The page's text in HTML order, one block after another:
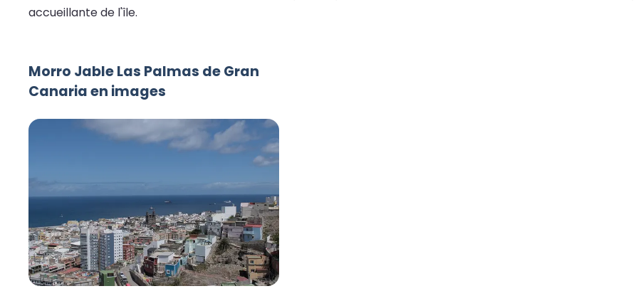
accueillante de l'île.
Morro Jable Las Palmas de Gran
Canaria en images